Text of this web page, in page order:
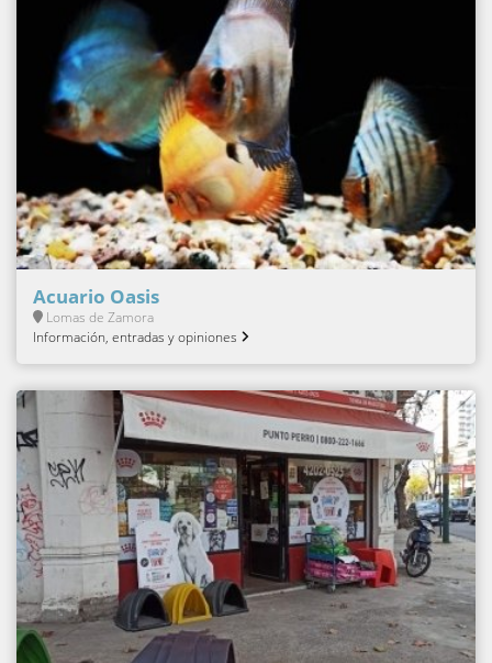
Acuario Oasis
Lomas de Zamora
Información, entradas y opiniones